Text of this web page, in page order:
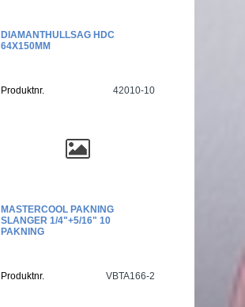
DIAMANTHULLSAG HDC
64X150MM
Produktnr. 42010-10
MASTERCOOL PAKNING
SLANGER 1/4"+5/16" 10
PAKNING
Produktnr. VBTA166-2